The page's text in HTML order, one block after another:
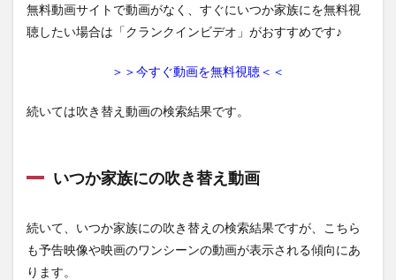
無料動画サイトで動画がなく、すぐにいつか家族にを無料視
聴したい場合は「クランクインビデオ」がおすすめです♪
＞＞今すぐ動画を無料視聴＜＜
続いては吹き替え動画の検索結果です。
いつか家族にの吹き替え動画
続いて、いつか家族にの吹き替えの検索結果ですが、こちら
も予告映像や映画のワンシーンの動画が表示される傾向にあ
ります。